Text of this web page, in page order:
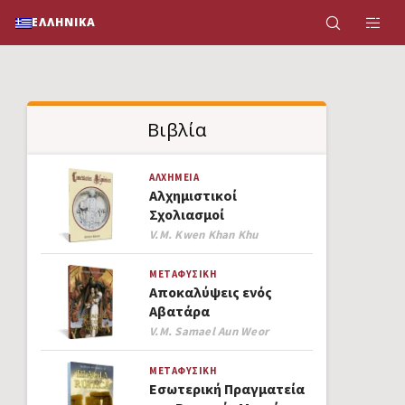
ΕΛΛΗΝΙΚΆ
Βιβλία
ΑΛΧΗΜΕΊΑ
Αλχημιστικoί
Σχολιασμοί
Author
V.M. Kwen Khan Khu
ΜΕΤΑΦΥΣΙΚΉ
Αποκαλύψεις ενός
Αβατάρα
Author
V.M. Samael Aun Weor
ΜΕΤΑΦΥΣΙΚΉ
Εσωτερική Πραγματεία